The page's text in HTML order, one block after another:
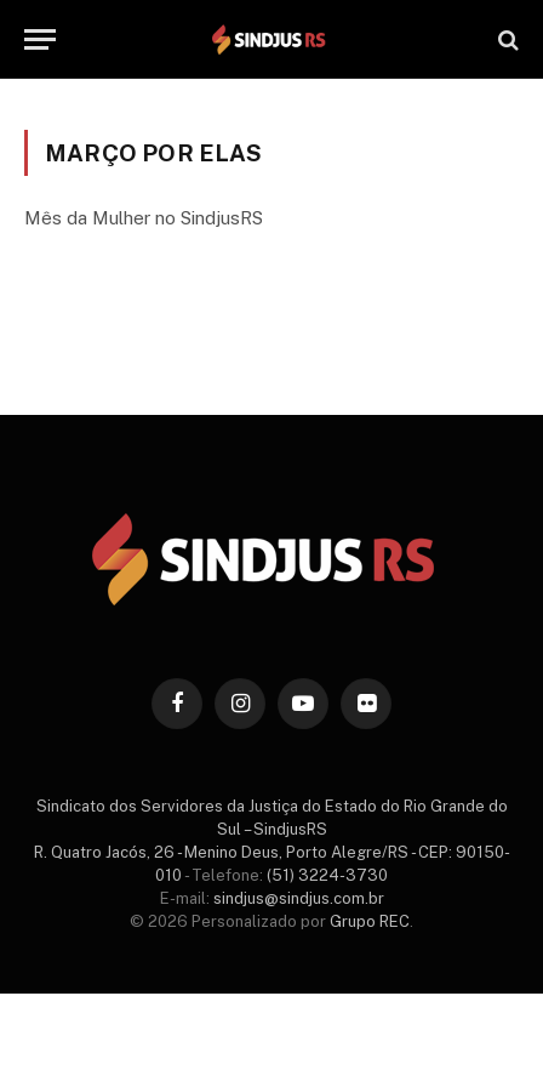
MARÇO POR ELAS
Mês da Mulher no SindjusRS
FacebookInstagramYouTubeFlickr
Sindicato dos Servidores da Justiça do Estado do Rio Grande do
Sul – SindjusRS
R. Quatro Jacós, 26 - Menino Deus, Porto Alegre/RS - CEP: 90150-
010 - Telefone: (51) 3224-3730
E-mail: sindjus@sindjus.com.br
© 2026 Personalizado por Grupo REC.